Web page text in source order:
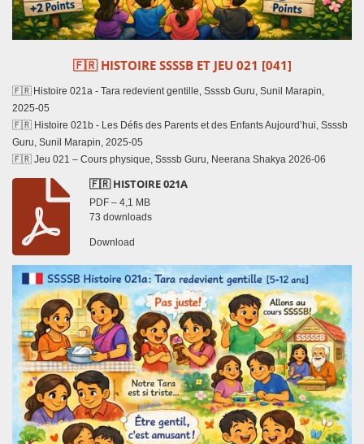
🇫🇷 HISTOIRE SSSSB ET JEU 021 [041]
🇫🇷 Histoire 021a - Tara redevient gentille, Ssssb Guru, Sunil Marapin,
2025-05
🇫🇷 Histoire 021b - Les Défis des Parents et des Enfants Aujourd’hui, Ssssb
Guru, Sunil Marapin, 2025-05
🇫🇷 Jeu 021 – Cours physique, Ssssb Guru, Neerana Shakya 2026-06
🇫🇷 HISTOIRE 021A
PDF – 4,1 MB
73 downloads
Download